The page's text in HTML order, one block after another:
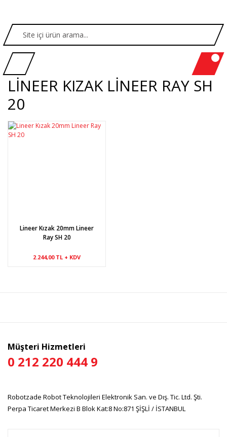
LİNEER KIZAK LİNEER RAY SH
20
Lineer Kızak 20mm Lineer
Ray SH 20
2.244,00 TL + KDV
Müşteri Hizmetleri
0 212 220 444 9
Robotzade Robot Teknolojileri Elektronik San. ve Dış. Tic. Ltd. Şti.
Perpa Ticaret Merkezi B Blok Kat:8 No:871 ŞİŞLİ / İSTANBUL